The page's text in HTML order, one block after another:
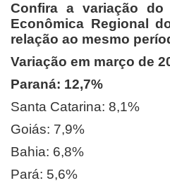
Confira a variação do
Econômica Regional
relação ao mesmo
Variação em março de
Paraná: 12,7%
Santa Catarina: 8,1%
Goiás: 7,9%
Bahia: 6,8%
Pará: 5,6%